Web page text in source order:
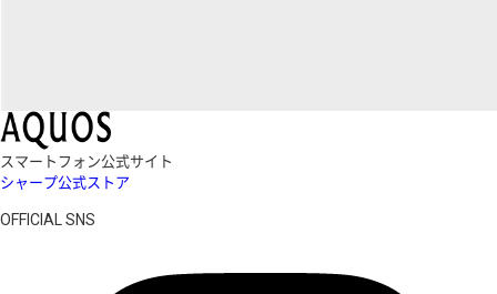
スマートフォン公式サイト
シャープ公式ストア
OFFICIAL SNS